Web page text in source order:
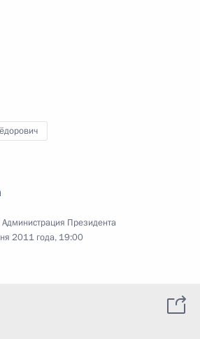
Администрация Президента
2011 года, 19:00